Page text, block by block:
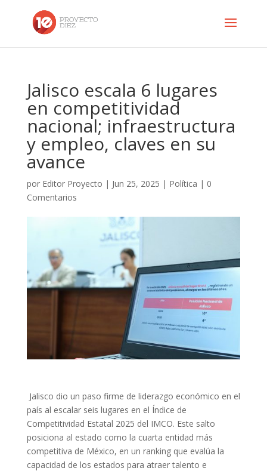
Jalisco escala 6 lugares
en competitividad
nacional; infraestructura
y empleo, claves en su
avance
por Editor Proyecto | Jun 25, 2025 | Política | 0
Comentarios
Jalisco dio un paso firme de liderazgo económico en el
país al escalar seis lugares en el Índice de
Competitividad Estatal 2025 del IMCO. Este salto
posiciona al estado como la cuarta entidad más
competitiva de México, en un ranking que evalúa la
capacidad de los estados para atraer talento e